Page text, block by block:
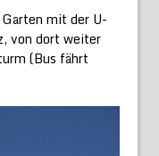
mit der U-
von dort weiter
(Bus fährt